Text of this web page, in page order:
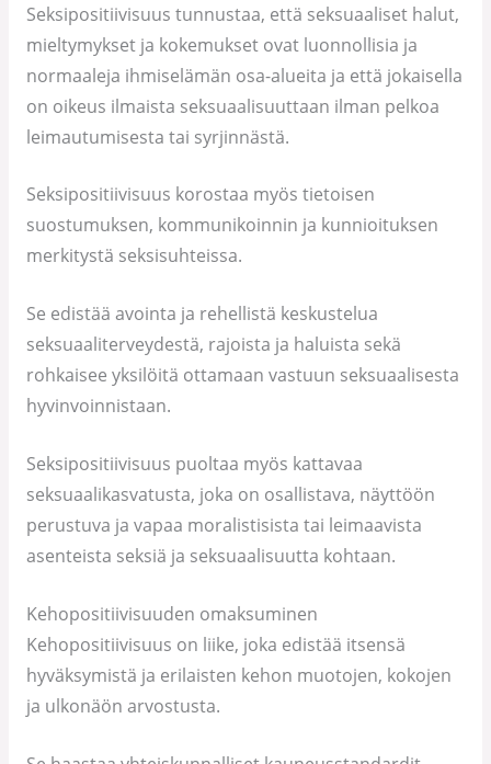
Seksipositiivisuus tunnustaa, että seksuaaliset halut,
mieltymykset ja kokemukset ovat luonnollisia ja
normaaleja ihmiselämän osa-alueita ja että jokaisella
on oikeus ilmaista seksuaalisuuttaan ilman pelkoa
leimautumisesta tai syrjinnästä.
Seksipositiivisuus korostaa myös tietoisen
suostumuksen, kommunikoinnin ja kunnioituksen
merkitystä seksisuhteissa.
Se edistää avointa ja rehellistä keskustelua
seksuaaliterveydestä, rajoista ja haluista sekä
rohkaisee yksilöitä ottamaan vastuun seksuaalisesta
hyvinvoinnistaan.
Seksipositiivisuus puoltaa myös kattavaa
seksuaalikasvatusta, joka on osallistava, näyttöön
perustuva ja vapaa moralistisista tai leimaavista
asenteista seksiä ja seksuaalisuutta kohtaan.
Kehopositiivisuuden omaksuminen
Kehopositiivisuus on liike, joka edistää itsensä
hyväksymistä ja erilaisten kehon muotojen, kokojen
ja ulkonäön arvostusta.